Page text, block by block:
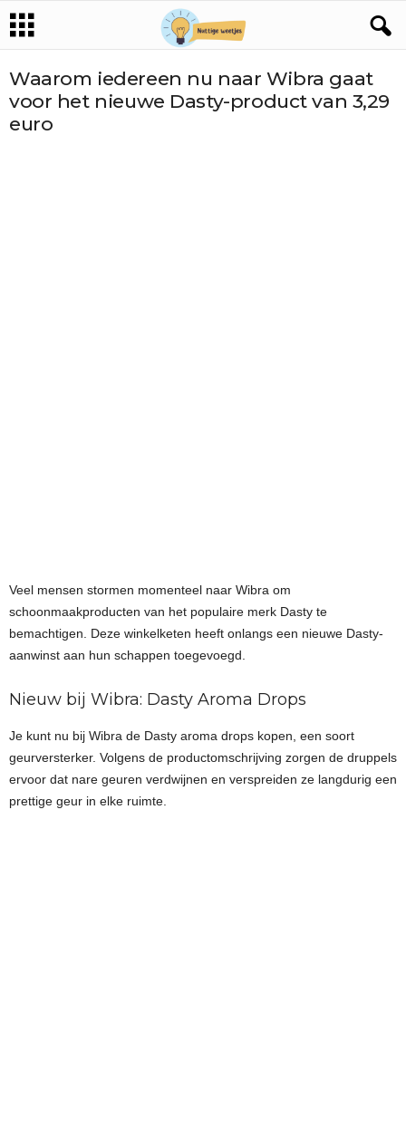
Waarom iedereen nu naar Wibra gaat
voor het nieuwe Dasty-product van 3,29
euro
Veel mensen stormen momenteel naar Wibra om
schoonmaakproducten van het populaire merk Dasty te
bemachtigen. Deze winkelketen heeft onlangs een nieuwe Dasty-
aanwinst aan hun schappen toegevoegd.
Nieuw bij Wibra: Dasty Aroma Drops
Je kunt nu bij Wibra de Dasty aroma drops kopen, een soort
geurversterker. Volgens de productomschrijving zorgen de druppels
ervoor dat nare geuren verdwijnen en verspreiden ze langdurig een
prettige geur in elke ruimte.